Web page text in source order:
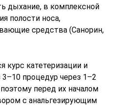
дыхание, в комплексной
полости носа,
средства (Санорин,
курс катетеризации и
процедур через 1–2
перед их началом
с анальгезирующим